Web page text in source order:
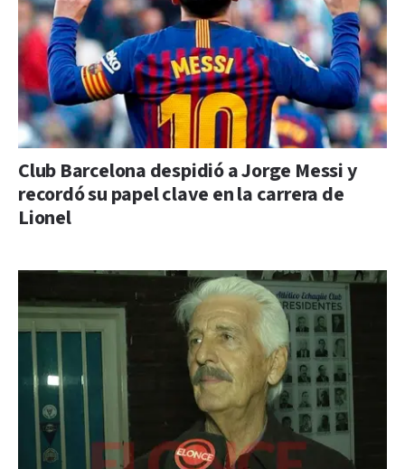
Club Barcelona despidió a Jorge Messi y
recordó su papel clave en la carrera de
Lionel